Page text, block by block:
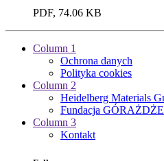
PDF, 74.06 KB
Column 1
Ochrona danych
Polityka cookies
Column 2
Heidelberg Materials
Fundacja
Column 3
Kontakt